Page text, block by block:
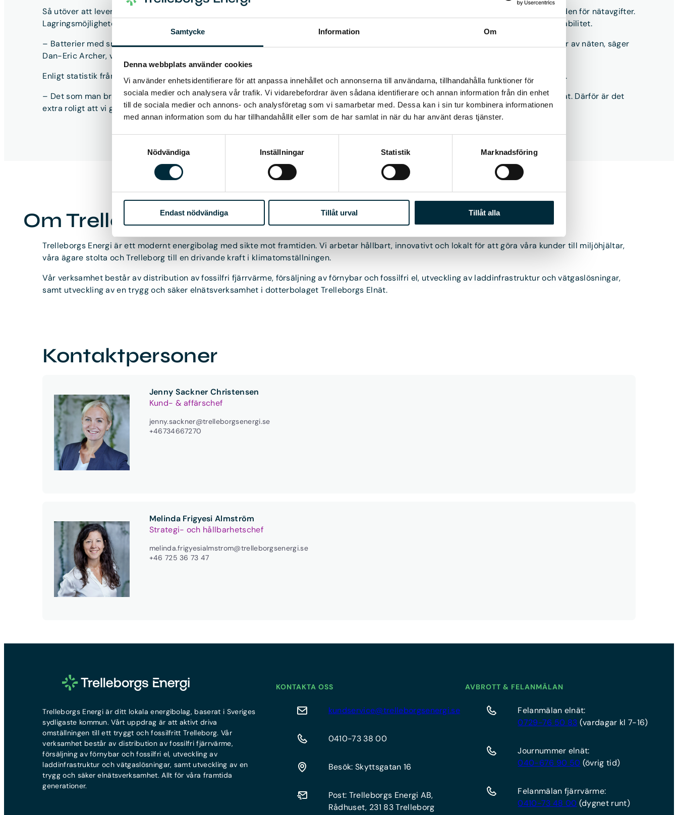
Samtycke Information Om
Denna webbplats använder cookies
Vi använder enhetsidentifierare för att anpassa innehållet och annonserna till användarna, tillhandahålla funktioner för
sociala medier och analysera vår trafik. Vi vidarebefordrar även sådana identifierare och annan information från din enhet
till de sociala medier och annons- och analysföretag som vi samarbetar med. Dessa kan i sin tur kombinera informationen
med annan information som du har tillhandahållit eller som de har samlat in när du har använt deras tjänster.
Nödvändiga
Inställningar Statistik Marknadsföring
Endast nödvändiga Tillåt urval Tillåt alla
Så utöver att leverera kapacitet till Svenska Kraftnät kan alltså stödtjänsterna avlasta flaskhalsar i elnätet – och därmed minska kostnaden för nätavgifter.
Lagringsmöjligheterna innebär också att man kan balansera tillgång och efterfrågan. Det har i sin tur en positiv påverkan på elprisets stabilitet.
– Batterier med smart styrning är en väg runt kapacitetsbrist och flaskhalsar i elnätet. Det minskar också behovet av dyra förstärkningar av näten, säger
Dan-Eric Archer, vd för CheckWatt.
Enligt statistik från Skatteverket har antalet installerade energilager, främst i form av batterier, fyrdubblats bara mellan åren 2021-2022.
– Det som man brukar kalla flexibilitetsmarknaden, där man köper och säljer stödtjänster till Svenska kraftnät, har hittills varit få förunnat. Därför är det
extra roligt att vi genom samarbetet med Checkwatt kan erbjuda våra kunder denna möjlighet, säger Jenny Sackner Christensen.
Om Trelleborgs Energi
Trelleborgs Energi är ett modernt energibolag med sikte mot framtiden. Vi arbetar hållbart, innovativt och lokalt för att göra våra kunder till miljöhjältar,
våra ägare stolta och Trelleborg till en drivande kraft i klimatomställningen.
Vår verksamhet består av distribution av fossilfri fjärrvärme, försäljning av förnybar och fossilfri el, utveckling av laddinfrastruktur och vätgaslösningar,
samt utveckling av en trygg och säker elnätsverksamhet i dotterbolaget Trelleborgs Elnät.
Kontaktpersoner
Jenny Sackner Christensen
Kund- & affärschef
jenny.sackner@trelleborgsenergi.se
+46734667270
Melinda Frigyesi Almström
Strategi- och hållbarhetschef
melinda.frigyesialmstrom@trelleborgsenergi.se
+46 725 36 73 47
Trelleborgs Energi är ditt lokala energibolag, baserat i Sveriges
sydligaste kommun. Vårt uppdrag är att aktivt driva
omställningen till ett tryggt och fossilfritt Trelleborg. Vår
verksamhet består av distribution av fossilfri fjärrvärme,
försäljning av förnybar och fossilfri el, utveckling av
laddinfrastruktur och vätgaslösningar, samt utveckling av en
trygg och säker elnätsverksamhet. Allt för våra framtida
generationer.
KONTAKTA OSS
kundservice@trelleborgsenergi.se
0410-73 38 00
Besök: Skyttsgatan 16
Post: Trelleborgs Energi AB,
Rådhuset, 231 83 Trelleborg
AVBROTT & FELANMÄLAN
Felanmälan elnät:
0729-76 50 83 (vardagar kl 7-16)
Journummer elnät:
040-676 90 50 (övrig tid)
Felanmälan fjärrvärme:
0410-73 48 00 (dygnet runt)